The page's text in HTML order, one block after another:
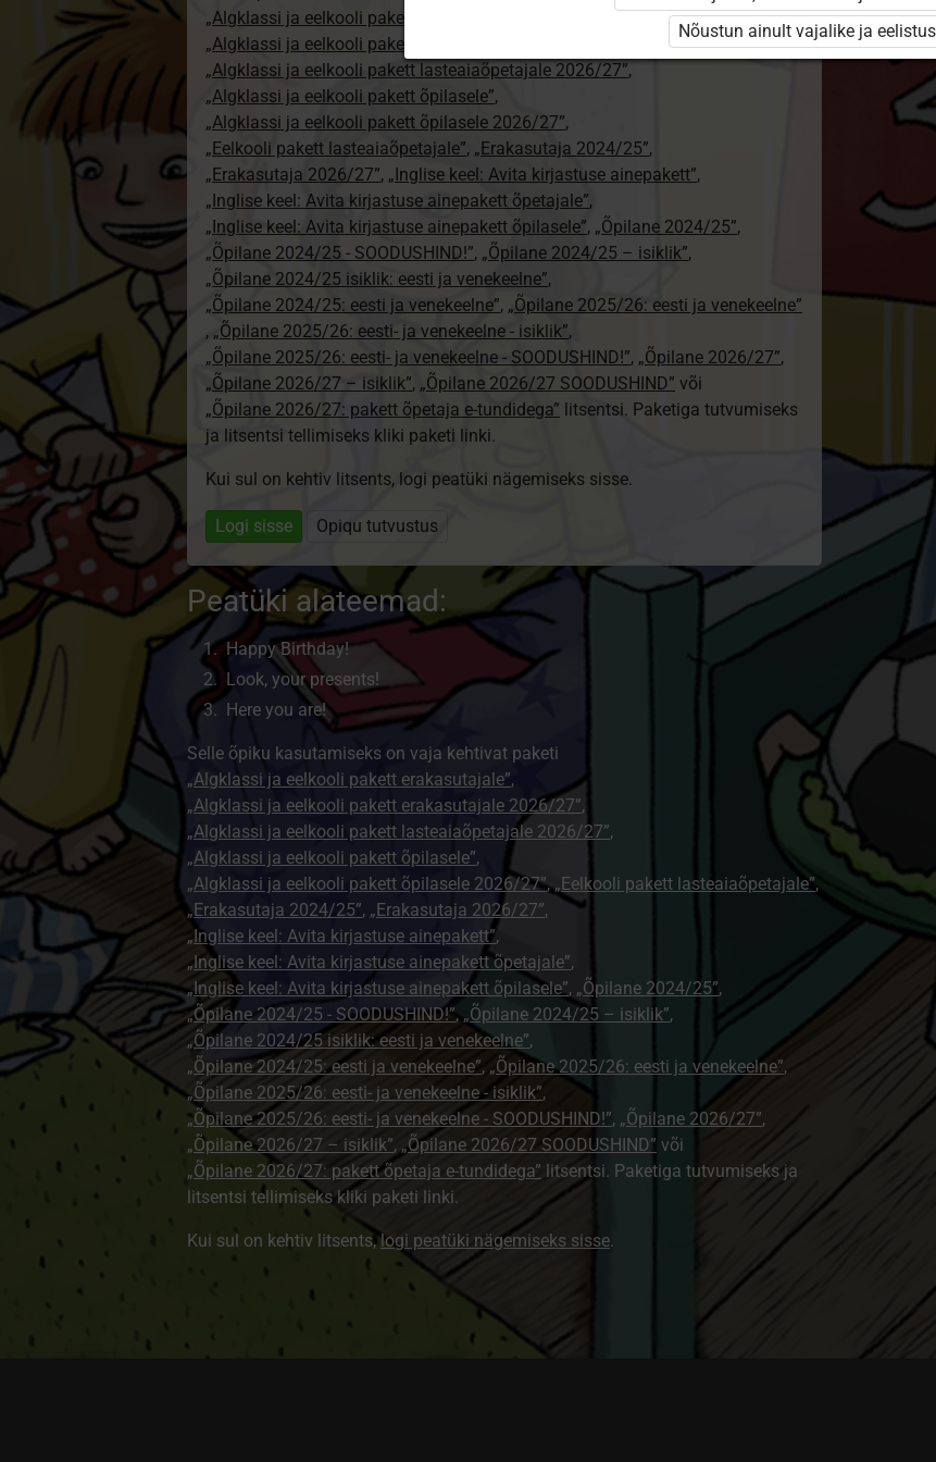
„Algklassi ja eelkooli pakett erakasutajale”
„Algklassi ja eelkooli pakett erakasutajale 2026/27”
„Algklassi ja eelkooli pakett lasteaiaõpetajale 2026/27”,
„Algklassi ja eelkooli pakett õpilasele”,
„Algklassi ja eelkooli pakett õpilasele 2026/27”,
„Eelkooli pakett lasteaiaõpetajale”, „Erakasutaja 2024/25”,
„Erakasutaja 2026/27”, „Inglise keel: Avita kirjastuse ainepakett”,
„Inglise keel: Avita kirjastuse ainepakett õpetajale”,
„Inglise keel: Avita kirjastuse ainepakett õpilasele”, „Õpilane 2024/25”,
„Õpilane 2024/25 - SOODUSHIND!”, „Õpilane 2024/25 – isiklik”,
„Õpilane 2024/25 isiklik: eesti ja venekeelne”,
„Õpilane 2024/25: eesti ja venekeelne”, „Õpilane 2025/26: eesti ja venekeelne”
, „Õpilane 2025/26: eesti- ja venekeelne - isiklik”,
„Õpilane 2025/26: eesti- ja venekeelne - SOODUSHIND!”, „Õpilane 2026/27”,
„Õpilane 2026/27 – isiklik”, „Õpilane 2026/27 SOODUSHIND” või
„Õpilane 2026/27: pakett õpetaja e-tundidega” litsentsi. Paketiga tutvumiseks
ja litsentsi tellimiseks kliki paketi linki.
Kui sul on kehtiv litsents, logi peatüki nägemiseks sisse.
Logi sisse Opiqu tutvustus
Peatüki alateemad:
Happy Birthday!
Look, your presents!
Here you are!
Selle õpiku kasutamiseks on vaja kehtivat paketi
„Algklassi ja eelkooli pakett erakasutajale”,
„Algklassi ja eelkooli pakett erakasutajale 2026/27”,
„Algklassi ja eelkooli pakett lasteaiaõpetajale 2026/27”,
„Algklassi ja eelkooli pakett õpilasele”,
„Algklassi ja eelkooli pakett õpilasele 2026/27”,„Eelkooli pakett lasteaiaõpetajale”,
„Erakasutaja 2024/25”, „Erakasutaja 2026/27”,
„Inglise keel: Avita kirjastuse ainepakett”,
„Inglise keel: Avita kirjastuse ainepakett õpetajale”,
„Inglise keel: Avita kirjastuse ainepakett õpilasele”, „Õpilane 2024/25”,
„Õpilane 2024/25 - SOODUSHIND!”, „Õpilane 2024/25 – isiklik”,
„Õpilane 2024/25 isiklik: eesti ja venekeelne”,
„Õpilane 2024/25: eesti ja venekeelne”, „Õpilane 2025/26: eesti ja venekeelne”,
„Õpilane 2025/26: eesti- ja venekeelne - isiklik”,
„Õpilane 2025/26: eesti- ja venekeelne - SOODUSHIND!”, „Õpilane 2026/27”,
„Õpilane 2026/27 – isiklik”, „Õpilane 2026/27 SOODUSHIND” või
„Õpilane 2026/27: pakett õpetaja e-tundidega” litsentsi. Paketiga tutvumiseks ja
litsentsi tellimiseks kliki paketi linki.
Kui sul on kehtiv litsents,logi peatüki nägemiseks sisse.
Nõustun ainult vajalike ja